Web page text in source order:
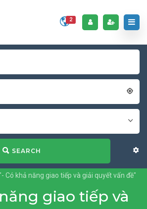
2
SEARCH
Có khả năng giao tiếp và giải quyết vấn đề"
giao tiếp và